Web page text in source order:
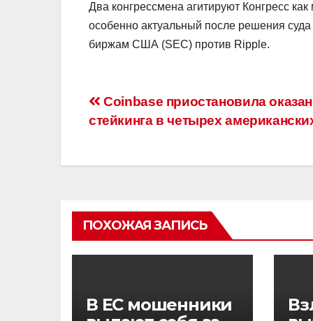
Два конгрессмена агитируют Конгресс
особенно актуальный после решения
биржам США (SEC) против Ripple.
Навигация
записям
Coinbase приостановила
стейкинга в четырех
ПОХОЖАЯ ЗАПИСЬ
В ЕС мошенники